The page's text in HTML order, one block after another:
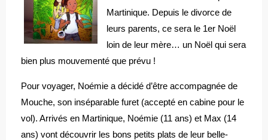
Martinique. Depuis le divorce de
leurs parents, ce sera le 1er Noël
loin de leur mère… un Noël qui sera
bien plus mouvementé que prévu !
Pour voyager, Noémie a décidé d’être accompagnée de
Mouche, son inséparable furet (accepté en cabine pour le
vol). Arrivés en Martinique, Noémie (11 ans) et Max (14
ans) vont découvrir les bons petits plats de leur belle-